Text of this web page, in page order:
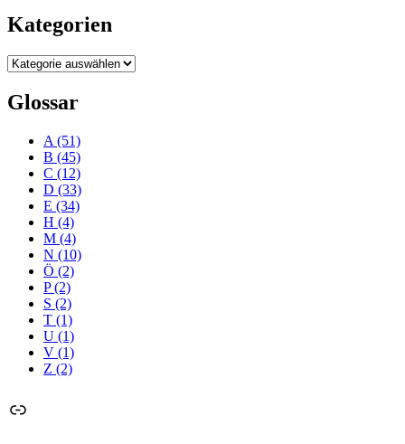
Kategorien
Kategorien
Glossar
A (51)
B (45)
C (12)
D (33)
E (34)
H (4)
M (4)
N (10)
Ö (2)
P(2)
S (2)
T (1)
U (1)
V (1)
Z (2)
Link